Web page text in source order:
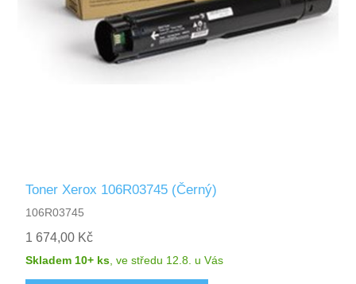
Toner Xerox 106R03745 (Černý)
106R03745
1 674,00 Kč
Skladem 10+ ks ,ve středu 12.8. u Vás